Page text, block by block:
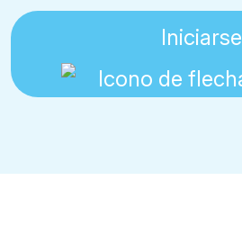
Iniciarse